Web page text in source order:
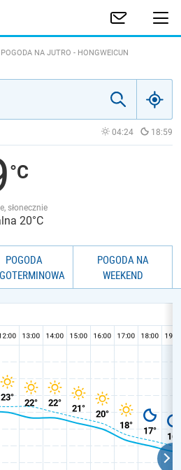
POGODA NA JUTRO - HONGWEICUN
04:24 18:59
słonecznie
20°C
POGODA
POGODA NA
WEEKEND